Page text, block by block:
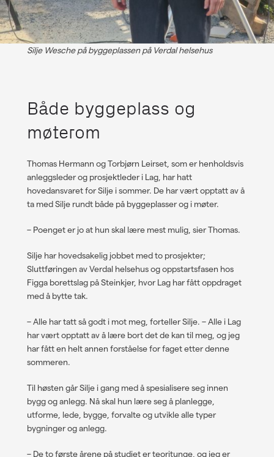
Silje Wesche på byggeplassen på Verdal helsehus
Både byggeplass og
møterom
Thomas Hermann og Torbjørn Leirset, som er henholdsvis
anleggsleder og prosjektleder i Lag, har hatt
hovedansvaret for Silje i sommer. De har vært opptatt av å
ta med Silje rundt både på byggeplasser og i møter.
– Poenget er jo at hun skal lære mest mulig, sier Thomas.
Silje har hovedsakelig jobbet med to prosjekter;
Sluttføringen av Verdal helsehus og oppstartsfasen hos
Figga borettslag på Steinkjer, hvor Lag har fått oppdraget
med å bytte tak.
–Alle har tatt så godt i mot meg, forteller Silje. –Alle i Lag
har vært opptatt av å lære bort det de kan til meg, og jeg
har fått en helt annen forståelse for faget etter denne
sommeren.
Til høsten går Silje i gang med å spesialisere seg innen
bygg og anlegg. Nå skal hun lære seg å planlegge,
utforme, lede, bygge, forvalte og utvikle alle typer
bygninger og anlegg.
– De to første årene på studiet er teoritunge, og jeg er